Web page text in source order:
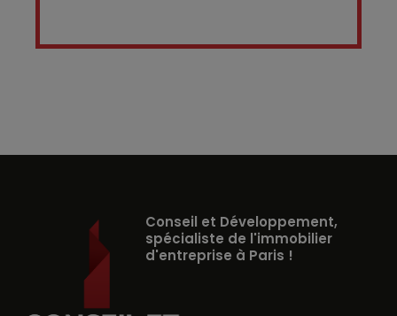
Conseil et Développement,
spécialiste de l'immobilier
d'entreprise à Paris !